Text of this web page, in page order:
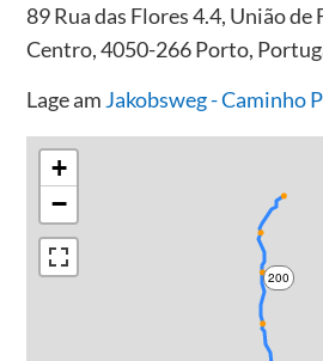
89 Rua das Flores 4.4, União de
Centro, 4050-266 Porto,
Lage am Jakobsweg - Caminho
200
+
−